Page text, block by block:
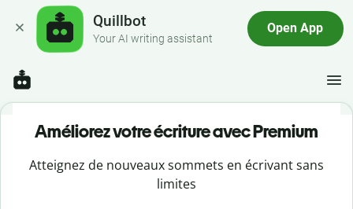
Quillbot
Your AI writing assistant
Open App
Améliorez votre écriture avec Premium
Atteignez de nouveaux sommets en écrivant sans
limites